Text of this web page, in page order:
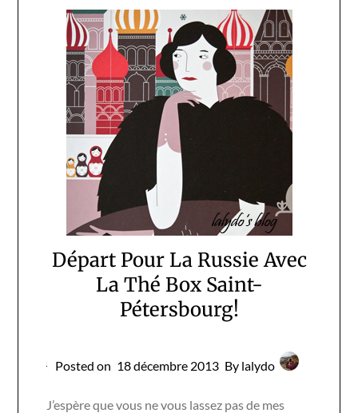
Départ Pour La Russie Avec
La Thé Box Saint-
Pétersbourg!
Posted on 18 décembre 2013 By lalydo
J’espère que vous ne vous lassez pas de mes